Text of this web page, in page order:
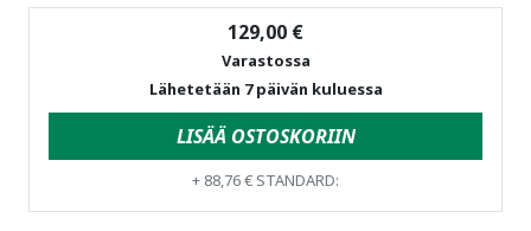
129,00 €
Varastossa
Lähetetään 7 päivän kuluessa
LISÄÄ OSTOSKORIIN
+ 88,76 € STANDARD: